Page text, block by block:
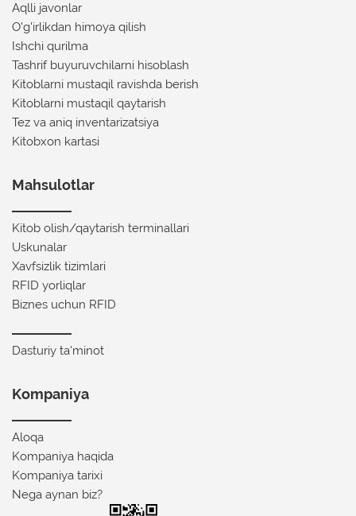
Aqlli javonlar
O'g'irlikdan himoya qilish
Ishchi qurilma
Tashrif buyuruvchilarni hisoblash
Kitoblarni mustaqil ravishda berish
Kitoblarni mustaqil qaytarish
Tez va aniq inventarizatsiya
Kitobxon kartasi
Mahsulotlar
Kitob olish/qaytarish terminallari
Uskunalar
Xavfsizlik tizimlari
RFID yorliqlar
Biznes uchun RFID
Dasturiy ta'minot
Kompaniya
Aloqa
Kompaniya haqida
Kompaniya tarixi
Nega aynan biz?